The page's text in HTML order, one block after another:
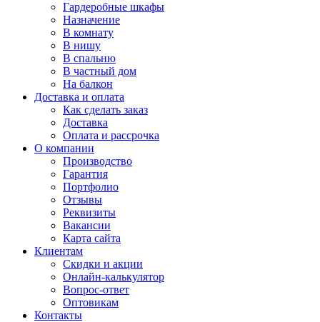
Гардеробные шкафы
Назначение
В комнату
В нишу
В спальню
В частный дом
На балкон
Доставка и оплата
Как сделать заказ
Доставка
Оплата и рассрочка
О компании
Производство
Гарантия
Портфолио
Отзывы
Реквизиты
Вакансии
Карта сайта
Клиентам
Скидки и акции
Онлайн-калькулятор
Вопрос-ответ
Оптовикам
Контакты